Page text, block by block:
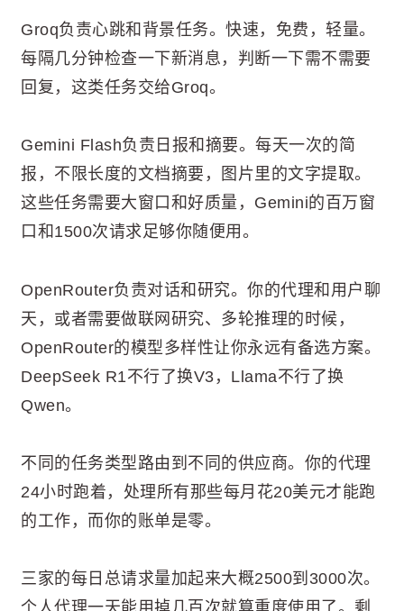
Groq负责心跳和背景任务。快速，免费，轻量。
每隔几分钟检查一下新消息，判断一下需不需要
回复，这类任务交给Groq。
Gemini Flash负责日报和摘要。每天一次的简
报，不限长度的文档摘要，图片里的文字提取。
这些任务需要大窗口和好质量，Gemini的百万窗
口和1500次请求足够你随便用。
OpenRouter负责对话和研究。你的代理和用户聊
天，或者需要做联网研究、多轮推理的时候，
OpenRouter的模型多样性让你永远有备选方案。
DeepSeek R1不行了换V3，Llama不行了换
Qwen。
不同的任务类型路由到不同的供应商。你的代理
24小时跑着，处理所有那些每月花20美元才能跑
的工作，而你的账单是零。
三家的每日总请求量加起来大概2500到3000次。